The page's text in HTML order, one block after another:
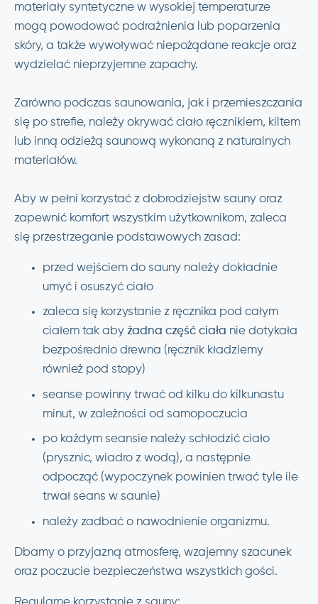
materiały syntetyczne w wysokiej temperaturze
mogą powodować podrażnienia lub poparzenia
skóry, a także wywoływać niepożądane reakcje oraz
wydzielać nieprzyjemne zapachy.
Zarówno podczas saunowania, jak i przemieszczania
się po strefie, należy okrywać ciało ręcznikiem, kiltem
lub inną odzieżą saunową wykonaną z naturalnych
materiałów.
Aby w pełni korzystać z dobrodziejstw sauny oraz
zapewnić komfort wszystkim użytkownikom, zaleca
się przestrzeganie podstawowych zasad:
przed wejściem do sauny należy dokładnie
umyć i osuszyć ciało
zaleca się korzystanie z ręcznika pod całym
ciałem tak aby żadna część ciała nie dotykała
bezpośrednio drewna (ręcznik kładziemy
również pod stopy)
seanse powinny trwać od kilku do kilkunastu
minut, w zależności od samopoczucia
po każdym seansie należy schłodzić ciało
(prysznic, wiadro z wodą), a następnie
odpocząć (wypoczynek powinien trwać tyle ile
trwał seans w saunie)
należy zadbać o nawodnienie organizmu.
Dbamy o przyjazną atmosferę, wzajemny szacunek
oraz poczucie bezpieczeństwa wszystkich gości.